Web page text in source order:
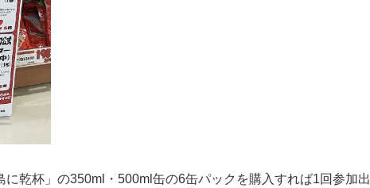
乾杯」の350ml・500ml缶の6缶パックを購入すれば1回参加出